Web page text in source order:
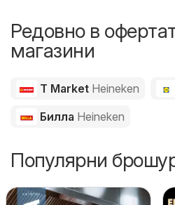
Редовно в
магазини
T Market Heineken
Билла Heineken
Популярни